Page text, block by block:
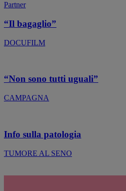
Partner
“Il bagaglio”
DOCUFILM
“Non sono tutti uguali”
CAMPAGNA
Info sulla patologia
TUMORE AL SENO